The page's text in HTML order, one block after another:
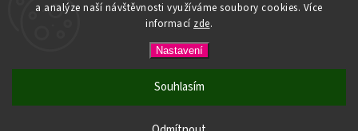
a analýze naší návštěvnosti využíváme soubory cookies. Více
informací zde.
Nastavení
Souhlasím
PŘI NÁKUPU NAD 600,- MÁTE DOPRAVU ZDARMA / DÁREK K
NÁKUPU! VYBERTE SI HO PŘI OBJEDNÁVCE NAD 1500,- NEBO
Expanails.cz. Všechna práva vyhrazena.
Upravit nastavení cookies
VytvořilShoptet | Design